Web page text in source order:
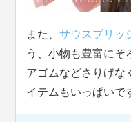
また、サウスブリッ
う、小物も豊富にそ
アゴムなどさりげな
イテムもいっぱいで